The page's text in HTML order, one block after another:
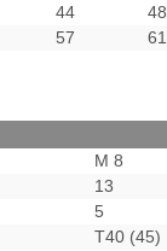
44 48
57 61
M 8
13
5
T40 (45)